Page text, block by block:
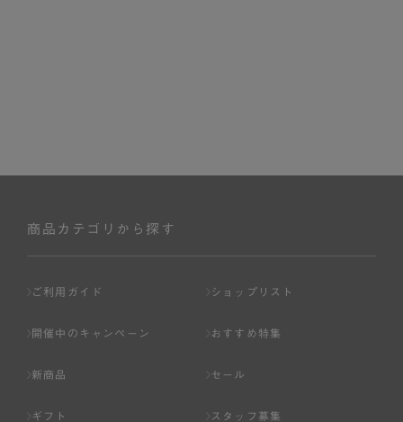
商品カテゴリから探す
ご利用ガイド ショップリスト
開催中のキャンペーン おすすめ特集
新商品 セール
ギフト スタッフ募集